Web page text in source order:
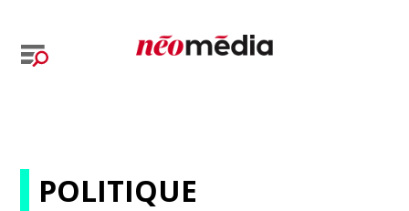
POLITIQUE